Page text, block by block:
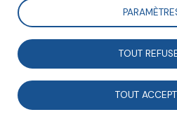
Fonda, interviendra à cette
Informations
Le 26 septembre 2023, de 11h à
TOUT
TOUT